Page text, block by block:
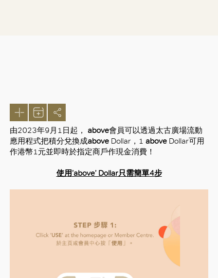
由2023年9月 1日起， above會員可以透過太古廣場流動
應用程式把積分兌換成above Dollar ， 1 above Dollar可用
作港幣1元並即時於指定商戶作現金消費！
使用 ’above’ Dollar只需簡單4步